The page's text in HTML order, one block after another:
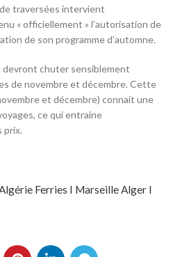
traversées intervient
« officiellement » l’autorisation de
de son programme d’automne.
chuter sensiblement
de novembre et décembre. Cette
et décembre) connait une
ce qui entraine
prix.
Ferries I Marseille Alger I